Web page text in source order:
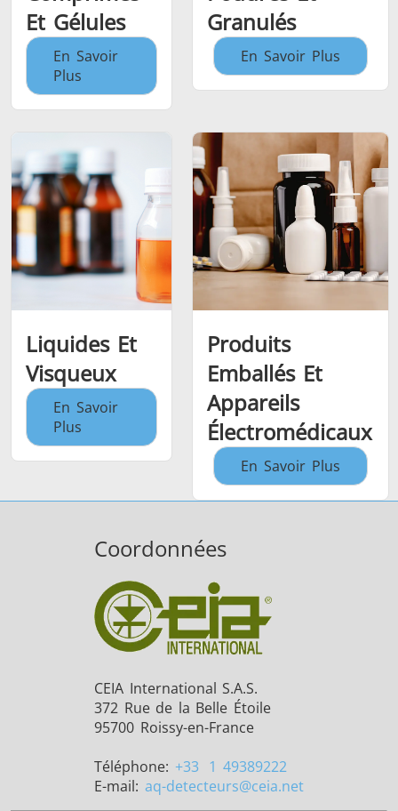
Et Gélules
En Savoir
Plus
Granulés
En Savoir Plus
Liquides Et
Visqueux
En Savoir
Plus
Produits
Emballés Et
Appareils
Électromédicaux
En Savoir Plus
Coordonnées
CEIA International S.A.S.
372 Rue de la Belle Étoile
95700 Roissy-en-France
Téléphone: +33 1 49389222
E-mail: aq-detecteurs@ceia.net